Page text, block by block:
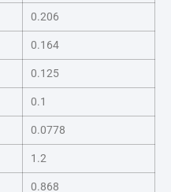
0.206
0.164
0.125
0.1
0.0778
1.2
0.868